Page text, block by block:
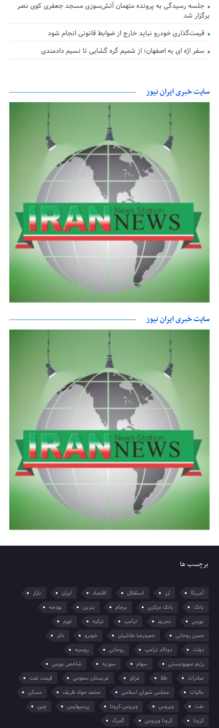
جلسه رسیدگی به پرونده متهمان آتش‌سوزی مسجد جعفری کوی نصر
برگزار شد
قیمت‌گذاری خودرو نباید خارج از ضوابط قانونی انجام شود
سفر اژه ای به اصفهان؛ از شمیم گره گشایی تا نسیم دادمندی
سایت خبری ایران نیوز
سایت خبری ایران نیوز
برچسب ها
آمریکا ارز استقلال اقتصاد ایران
بازار
بانک
بانک مرکزی برجام بنزین
بودجه
بورس
تحریم ترامپ ترکیه
تورم
حسن روحانی
حمیدرضا نقاشیان خودرو
دلار
دولت
دونالد ترامپ روحانی
روسیه
رژیم صهیونیستی
سهام سوریه
شاخص بورس
صادرات
طلا عراق عربستان سعودی
قیمت نفت
مالیات
مجلس شورای اسلامی محمد جواد ظریف
مسکن
نفت
ویروس ویروس کرونا پرسپولیس
چین
کرونا
کرونا ویروس گمرک